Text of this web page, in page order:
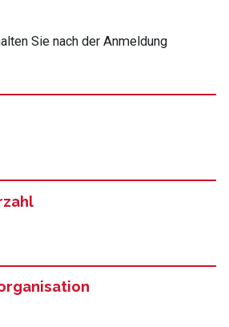
Sie nach der Anmeldung